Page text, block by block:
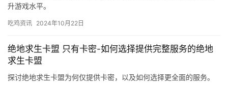
升游戏水平。
吃鸡资讯 2024年10月22日
绝地求生卡盟 只有卡密-如何选择提供完整服务的绝地
求生卡盟
探讨绝地求生卡盟为何仅提供卡密，以及如何选择更全面的服务。